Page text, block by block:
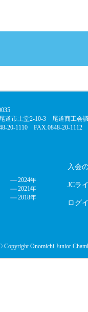
道市土堂2-10-3 尾道商工会
20-1110 FAX.0848-20-1112
2024年
2021年
2018年
入会
JCラ
ログ
Copyright Onomichi Junior